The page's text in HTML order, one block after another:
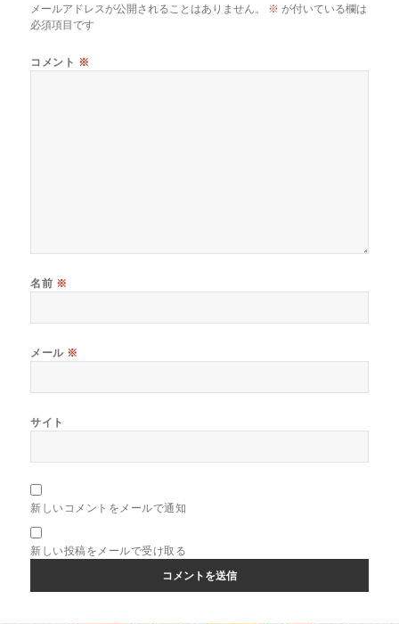
メールアドレスが公開されることはありません。 ※ が付いている欄は
必須項目です
コメント ※
名前 ※
メール ※
サイト
新しいコメントをメールで通知
新しい投稿をメールで受け取る